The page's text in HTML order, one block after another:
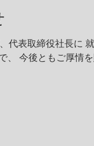
代表取締役社長に
今後ともご厚情